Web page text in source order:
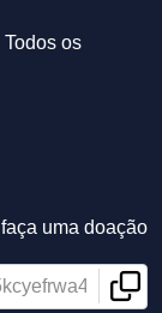
os
uma doação